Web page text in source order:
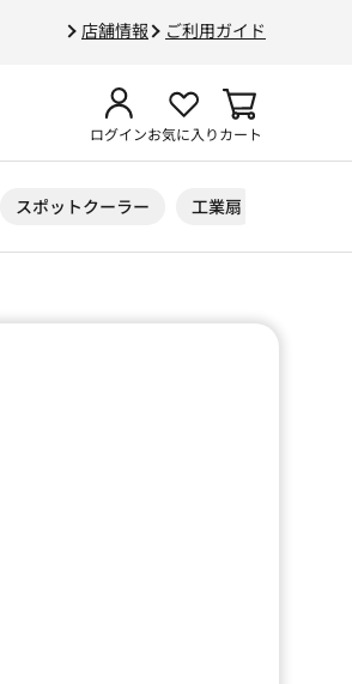
店舗情報 ご利用ガイド
ログインお気に入りカート
スポットクーラー 工業扇